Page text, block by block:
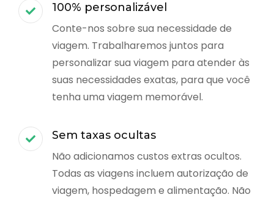
100% personalizável
Conte-nos sobre sua necessidade de
viagem. Trabalharemos juntos para
personalizar sua viagem para atender às
suas necessidades exatas, para que você
tenha uma viagem memorável.
Sem taxas ocultas
Não adicionamos custos extras ocultos.
Todas as viagens incluem autorização de
viagem, hospedagem e alimentação. Não